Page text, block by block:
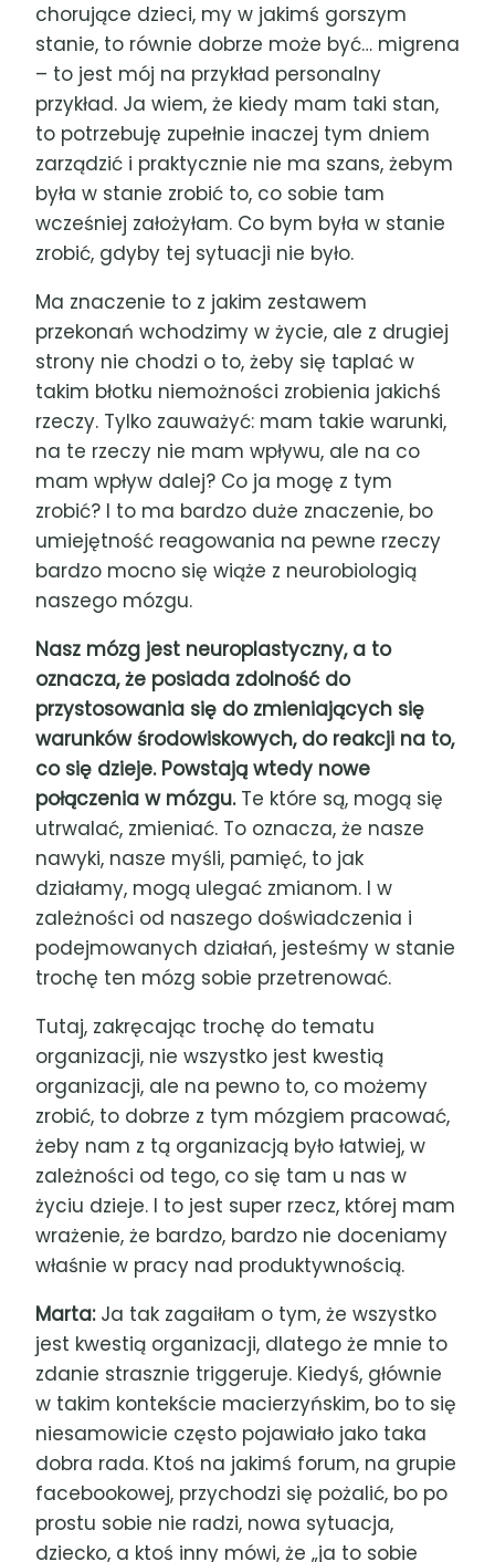
chorujące dzieci, my w jakimś gorszym
stanie, to równie dobrze może być… migrena
– to jest mój na przykład personalny
przykład. Ja wiem, że kiedy mam taki stan,
to potrzebuję zupełnie inaczej tym dniem
zarządzić i praktycznie nie ma szans, żebym
była w stanie zrobić to, co sobie tam
wcześniej założyłam. Co bym była w stanie
zrobić, gdyby tej sytuacji nie było.
Ma znaczenie to z jakim zestawem
przekonań wchodzimy w życie, ale z drugiej
strony nie chodzi o to, żeby się taplać w
takim błotku niemożności zrobienia jakichś
rzeczy. Tylko zauważyć: mam takie warunki,
na te rzeczy nie mam wpływu, ale na co
mam wpływ dalej? Co ja mogę z tym
zrobić? I to ma bardzo duże znaczenie, bo
umiejętność reagowania na pewne rzeczy
bardzo mocno się wiąże z neurobiologią
naszego mózgu.
Nasz mózg jest neuroplastyczny, a to
oznacza, że posiada zdolność do
przystosowania się do zmieniających się
warunków środowiskowych, do reakcji na to,
co się dzieje. Powstają wtedy nowe
połączenia w mózgu.Te które są, mogą się
utrwalać, zmieniać. To oznacza, że nasze
nawyki, nasze myśli, pamięć, to jak
działamy, mogą ulegać zmianom. I w
zależności od naszego doświadczenia i
podejmowanych działań, jesteśmy w stanie
trochę ten mózg sobie przetrenować.
Tutaj, zakręcając trochę do tematu
organizacji, nie wszystko jest kwestią
organizacji, ale na pewno to, co możemy
zrobić, to dobrze z tym mózgiem pracować,
żeby nam z tą organizacją było łatwiej, w
zależności od tego, co się tam u nas w
życiu dzieje. I to jest super rzecz, której mam
wrażenie, że bardzo, bardzo nie doceniamy
właśnie w pracy nad produktywnością.
Marta: Ja tak zagaiłam o tym, że wszystko
jest kwestią organizacji, dlatego że mnie to
zdanie strasznie triggeruje. Kiedyś, głównie
w takim kontekście macierzyńskim, bo to się
niesamowicie często pojawiało jako taka
dobra rada. Ktoś na jakimś forum, na grupie
facebookowej, przychodzi się pożalić, bo po
prostu sobie nie radzi, nowa sytuacja,
dziecko, a ktoś inny mówi, że „ja to sobie